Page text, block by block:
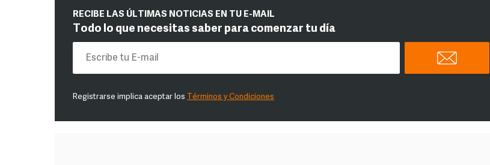
RECIBE LAS ÚLTIMAS NOTICIAS EN TU E-MAIL
Todo lo que necesitas saber para comenzar tu día
Registrarse implica aceptar los Términos y Condiciones